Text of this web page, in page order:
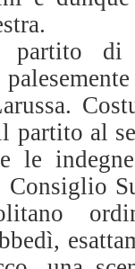
partito
partito al
le
Consiglio